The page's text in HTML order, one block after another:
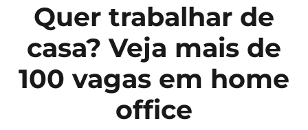
Quer trabalhar de
casa? Veja mais de
100 vagas em home
office